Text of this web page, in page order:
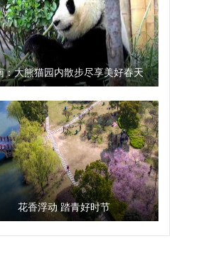
：大熊猫园内散步尽享美好春天
花香浮动 踏青好时节